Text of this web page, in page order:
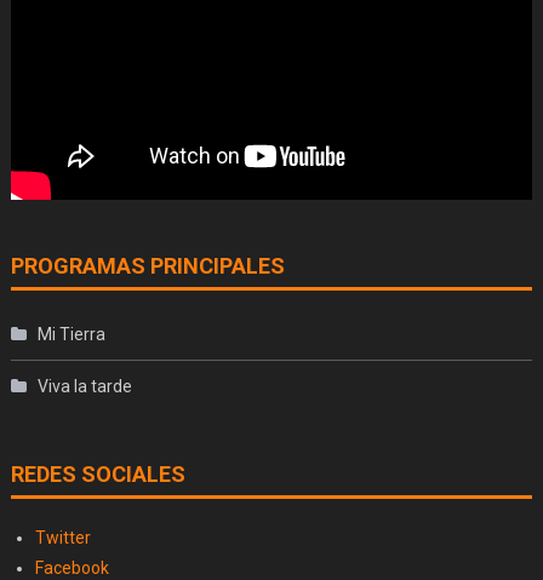
PROGRAMAS PRINCIPALES
Mi Tierra
Viva la tarde
REDES SOCIALES
Twitter
Facebook